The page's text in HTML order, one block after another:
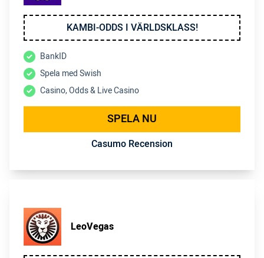
KAMBI-ODDS I VÄRLDSKLASS!
BankID
Spela med Swish
Casino, Odds & Live Casino
SPELA NU
Casumo Recension
LeoVegas